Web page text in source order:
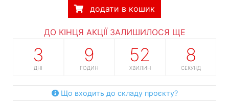
додати в кошик
ДО КІНЦЯ АКЦІЇ ЗАЛИШИЛОСЯ ЩЕ
3
ДНІ
9
ГОДИН
52
ХВИЛИН
7
СЕКУНД
Що входить до складу проєкту?